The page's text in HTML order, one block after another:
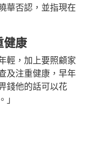
華否認，並指現在
健康
輕，加上要照顧家
及注重健康，早年
錢他的話可以花
」